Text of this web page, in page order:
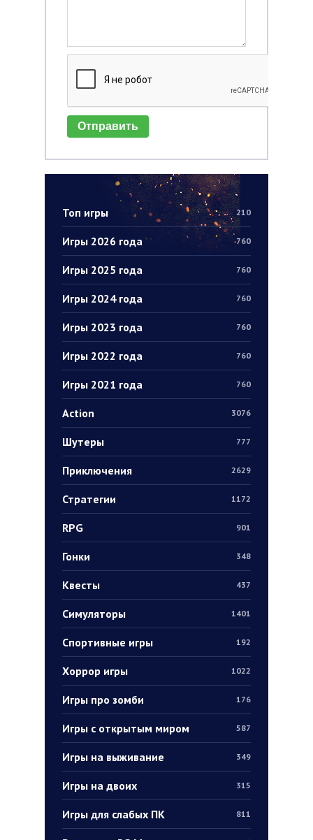
Топ игры 210
Игры 2026 года 760
Игры 2025 года 760
Игры 2024 года 760
Игры 2023 года 760
Игры 2022 года 760
Игры 2021 года 760
Action 3076
Шутеры 777
Приключения 2629
Стратегии 1172
RPG 901
Гонки 348
Квесты 437
Симуляторы 1401
Спортивные игры 192
Хоррор игры 1022
Игры про зомби 176
Игры с открытым миром 587
Игры на выживание 349
Игры на двоих 315
Игры для слабых ПК 811
Отправить